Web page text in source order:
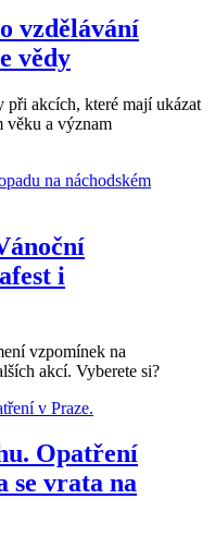
vzdělávání
vědy
při akcích, které mají ukázat
věku a význam
i
vzpomínek na
akcí. Vyberete si?
Opatření
se vrata na